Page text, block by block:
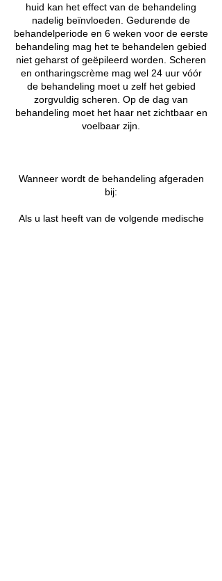
huid kan het effect van de behandeling
nadelig beïnvloeden. Gedurende de
behandelperiode en 6 weken voor de eerste
behandeling mag het te behandelen gebied
niet geharst of geëpileerd worden. Scheren
en ontharingscrème mag wel 24 uur vóór
de behandeling moet u zelf het gebied
zorgvuldig scheren. Op de dag van
behandeling moet het haar net zichtbaar en
voelbaar zijn.
Wanneer wordt de behandeling afgeraden
bij:
Als u last heeft van de volgende medische